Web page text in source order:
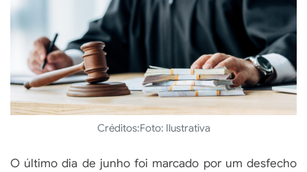
Créditos:Foto: Ilustrativa
O último dia de junho foi marcado por um desfecho